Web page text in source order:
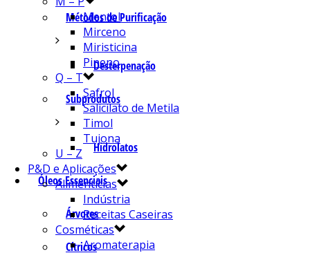
Métodos de Purificação
Desterpenação
Subprodutos
Hidrolatos
Óleos Essenciais
Árvores
Cítricos
Mentol
Mirceno
Miristicina
Pineno
Q – T
Safrol
Salicilato de Metila
Timol
Tujona
U – Z
P&D e Aplicações
Alimentícias
Indústria
Receitas Caseiras
Cosméticas
Aromaterapia